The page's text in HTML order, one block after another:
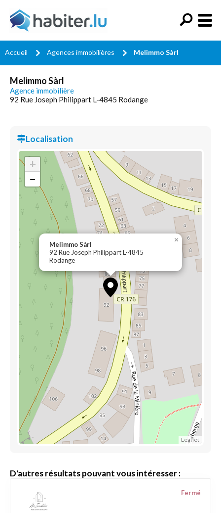
Accueil Agences immobilières Melimmo Sàrl
Melimmo Sàrl
Agence immobilière
92 Rue Joseph Philippart L-4845 Rodange
Localisation
Melimmo Sàrl
92 Rue Joseph Philippart L-4845
Rodange
×
+
−
Leaflet
D'autres résultats pouvant vous intéresser :
Fermé